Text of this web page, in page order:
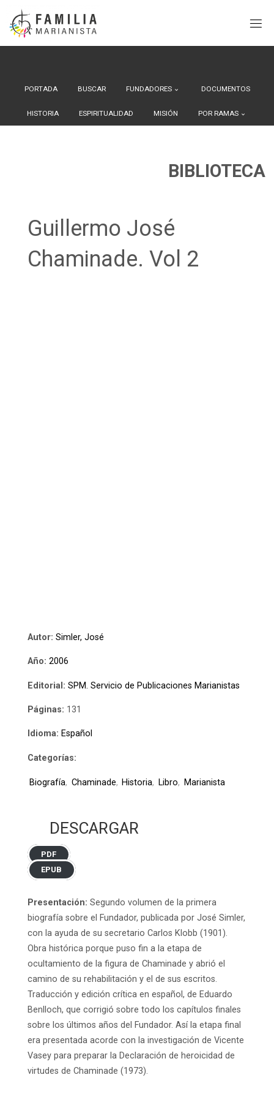
Saltar
contenido
PORTADA BUSCAR FUNDADORES DOCUMENTOS
HISTORIA ESPIRITUALIDAD MISIÓN POR RAMAS
BIBLIOTECA
Guillermo José
Chaminade. Vol 2
Autor: Simler, José
Año: 2006
Editorial: SPM. Servicio de Publicaciones Marianistas
Páginas: 131
Idioma: Español
Categorías:
Biografía, Chaminade, Historia, Libro, Marianista
DESCARGAR
PDF
EPUB
Presentación: Segundo volumen de la primera
biografía sobre el Fundador, publicada por José Simler,
con la ayuda de su secretario Carlos Klobb (1901).
Obra histórica porque puso fin a la etapa de
ocultamiento de la figura de Chaminade y abrió el
camino de su rehabilitación y el de sus escritos.
Traducción y edición crítica en español, de Eduardo
Benlloch, que corrigió sobre todo los capítulos finales
sobre los últimos años del Fundador. Así la etapa final
era presentada acorde con la investigación de Vicente
Vasey para preparar la Declaración de heroicidad de
virtudes de Chaminade (1973).